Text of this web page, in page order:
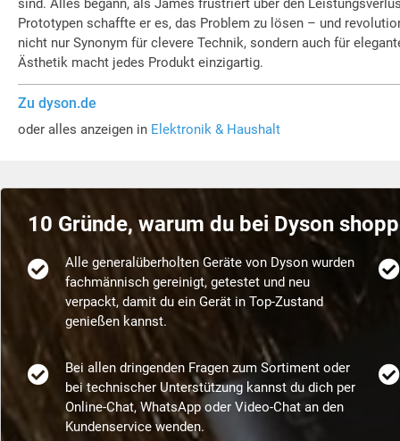
sind. Alles begann, als James frustriert über den
Prototypen schaffte er es, das Problem zu lösen – und
nicht nur Synonym für clevere Technik, sondern auch für
Ästhetik macht jedes Produkt einzigartig.
Zu dyson.de
oder alles anzeigen in Elektronik & Haushalt
10 Gründe, warum du bei Dyson
Alle generalüberholten Geräte von Dyson wurden
fachmännisch gereinigt, getestet und neu
verpackt, damit du ein Gerät in Top-Zustand
genießen kannst.
Bei allen dringenden Fragen zum Sortiment oder
bei technischer Unterstützung kannst du dich per
Online-Chat, WhatsApp oder Video-Chat an den
Kundenservice wenden.